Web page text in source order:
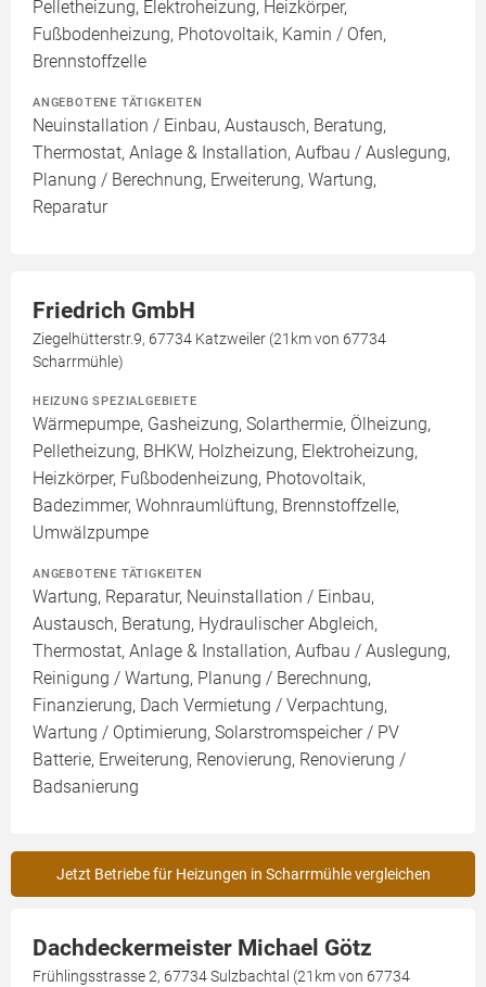
Pelletheizung, Elektroheizung, Heizkörper,
Fußbodenheizung, Photovoltaik, Kamin / Ofen,
Brennstoffzelle
ANGEBOTENE TÄTIGKEITEN
Neuinstallation / Einbau, Austausch, Beratung,
Thermostat, Anlage & Installation, Aufbau / Auslegung,
Planung / Berechnung, Erweiterung, Wartung,
Reparatur
Friedrich GmbH
Ziegelhütterstr.9, 67734 Katzweiler (21km von 67734
Scharrmühle)
HEIZUNG SPEZIALGEBIETE
Wärmepumpe, Gasheizung, Solarthermie, Ölheizung,
Pelletheizung, BHKW, Holzheizung, Elektroheizung,
Heizkörper, Fußbodenheizung, Photovoltaik,
Badezimmer, Wohnraumlüftung, Brennstoffzelle,
Umwälzpumpe
ANGEBOTENE TÄTIGKEITEN
Wartung, Reparatur, Neuinstallation / Einbau,
Austausch, Beratung, Hydraulischer Abgleich,
Thermostat, Anlage & Installation, Aufbau / Auslegung,
Reinigung / Wartung, Planung / Berechnung,
Finanzierung, Dach Vermietung / Verpachtung,
Wartung / Optimierung, Solarstromspeicher / PV
Batterie, Erweiterung, Renovierung, Renovierung /
Badsanierung
Jetzt Betriebe für Heizungen in Scharrmühle vergleichen
Dachdeckermeister Michael Götz
Frühlingsstrasse 2, 67734 Sulzbachtal (21km von 67734